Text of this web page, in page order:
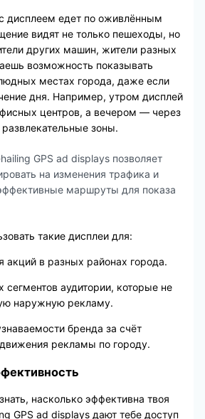
дисплеем едет по оживлённым
видят не только пешеходы, но
других машин, жители разных
возможность показывать
местах города, даже если
дня. Например, утром дисплей
центров, а вечером — через
зоны.
GPS ad displays позволяет
на изменения трафика и
маршруты для показа
такие дисплеи для:
акций в разных районах города.
сегментов аудитории, которые не
наружную рекламу.
бренда за счёт
движения рекламы по городу.
насколько эффективна твоя
GPS ad displays дают тебе доступ